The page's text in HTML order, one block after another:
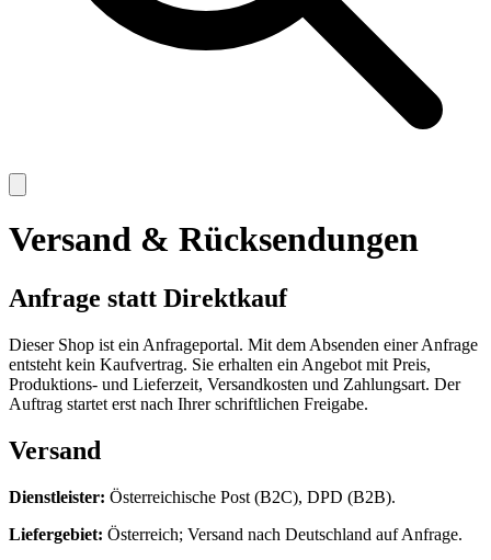
Versand & Rücksendungen
Anfrage statt Direktkauf
Dieser Shop ist ein Anfrageportal. Mit dem Absenden einer Anfrage
entsteht kein Kaufvertrag. Sie erhalten ein Angebot mit Preis,
Produktions- und Lieferzeit, Versandkosten und Zahlungsart. Der
Auftrag startet erst nach Ihrer schriftlichen Freigabe.
Versand
Dienstleister: Österreichische Post (B2C), DPD (B2B).
Liefergebiet: Österreich; Versand nach Deutschland auf Anfrage.